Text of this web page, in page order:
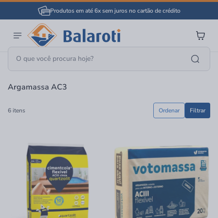
Produtos em até 6x sem juros no cartão de crédito
Página Inicial Argamassa AC3
Argamassa AC3
6 itens Filtrar
Ordenar